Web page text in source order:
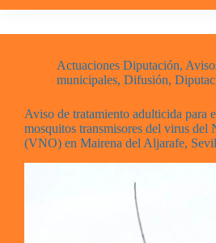
Actuaciones Diputación,
municipales, Difusión,
Aviso de tratamiento adulticida para
mosquitos transmisores del virus del
(VNO) en Mairena del Aljarafe,